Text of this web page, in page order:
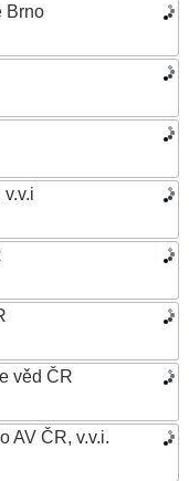
Brno
věd ČR
AV ČR, v.v.i.